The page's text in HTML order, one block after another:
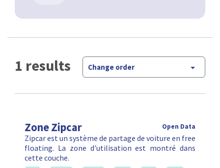
1 results Change order
Zone Zipcar Open Data
Zipcar est un système de partage de voiture en free
floating. La zone d'utilisation est montré dans
cette couche.